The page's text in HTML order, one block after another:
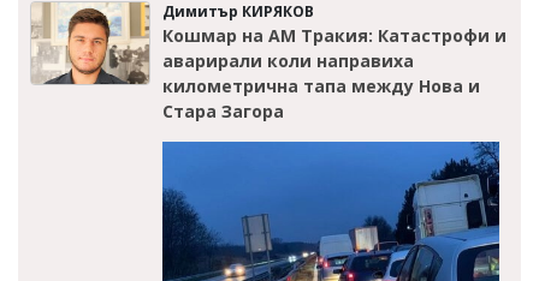
Димитър КИРЯКОВ
Кошмар на АМ Тракия: Катастрофи и
аварирали коли направиха
километрична тапа между Нова и
Стара Загора